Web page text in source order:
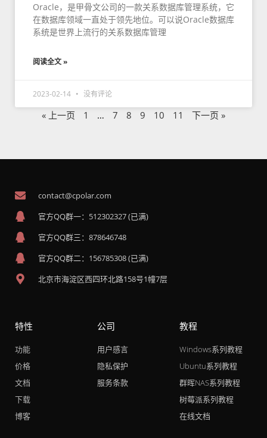
Oracle，是甲骨文公司的一款关系数据库管理系统，它
在数据库领域一直处于领先地位。可以说Oracle数据库
系统是世界上流行的关系数据库管理
阅读全文 »
2023-02-14 没有评论
« 上一页 1 … 7 8 9 10 11 下一页 »
contact@cpolar.com
官方QQ群一：512302327 (已满)
官方QQ群三：878646748
官方QQ群二：156785308 (已满)
北京市海淀区西四环北路158号1幢7层
特性
功能
价格
文档
下载
博客
公司
用户感言
隐私保护
服务条款
教程
Windows系列教程
Ubuntu系列教程
群晖NAS系列教程
树莓派系列教程
在线文档